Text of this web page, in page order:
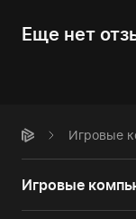
Еще нет
Игровые
Игровые